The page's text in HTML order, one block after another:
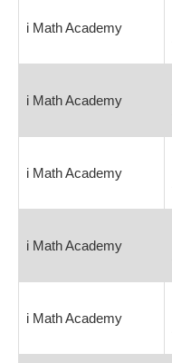
i Math Academy
i Math Academy
i Math Academy
i Math Academy
i Math Academy